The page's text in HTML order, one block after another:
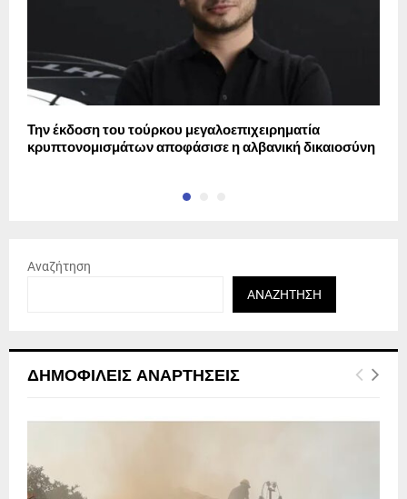
Την έκδοση του τούρκου μεγαλοεπιχειρηματία
κρυπτονομισμάτων αποφάσισε η αλβανική δικαιοσύνη
Αναζήτηση
ΑΝΑΖΉΤΗΣΗ
ΔΗΜΟΦΙΛΕΊΣ ΑΝΑΡΤΉΣΕΙΣ